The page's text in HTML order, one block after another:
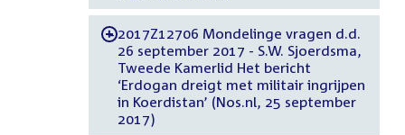
-2017Z12706 Mondelinge vragen d.d.
26 september 2017 - S.W. Sjoerdsma,
Tweede Kamerlid Het bericht
‘Erdogan dreigt met militair ingrijpen
in Koerdistan’ (Nos.nl, 25 september
2017)